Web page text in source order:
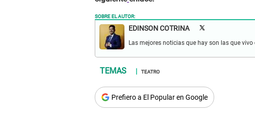
SOBRE EL AUTOR:
EDINSON COTRINA
Las mejores noticias que hay son las que
TEATRO
Prefiero a El Popular en Google